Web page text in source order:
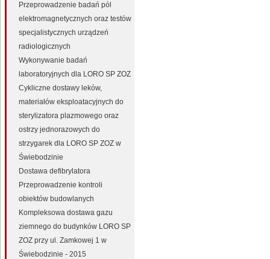
Przeprowadzenie badań pól
elektromagnetycznych oraz testów
specjalistycznych urządzeń
radiologicznych
Wykonywanie badań
laboratoryjnych dla LORO SP ZOZ
Cykliczne dostawy leków,
materiałów eksploatacyjnych do
sterylizatora plazmowego oraz
ostrzy jednorazowych do
strzygarek dla LORO SP ZOZ w
Świebodzinie
Dostawa defibrylatora
Przeprowadzenie kontroli
obiektów budowlanych
Kompleksowa dostawa gazu
ziemnego do budynków LORO SP
ZOZ przy ul. Zamkowej 1 w
Świebodzinie - 2015